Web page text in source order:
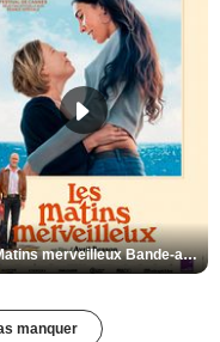
Les Matins merveilleux Bande-annonce VF
manquer